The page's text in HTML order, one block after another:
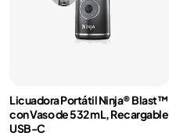
Licuadora Portátil Ninja® Blast™
con Vaso de 532 mL, Recargable
USB-C